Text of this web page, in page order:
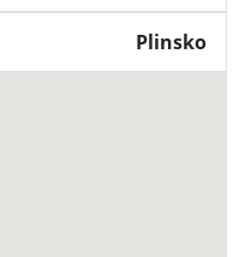
Plinsko